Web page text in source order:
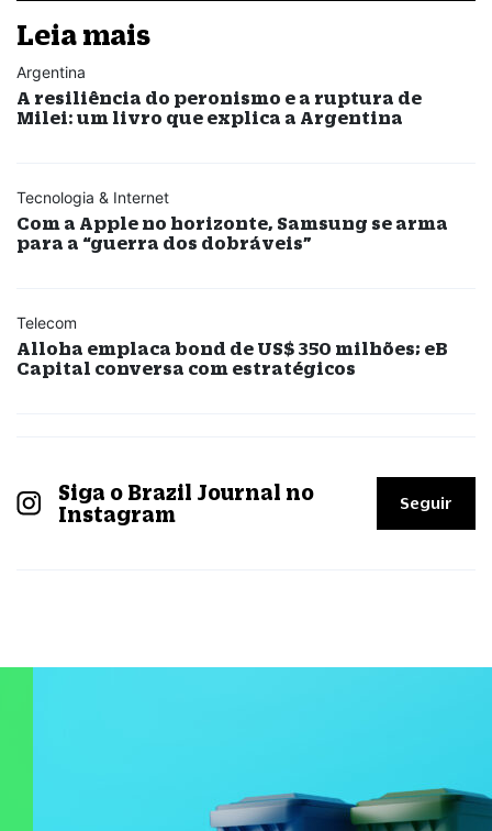
Leia mais
Argentina
A resiliência do peronismo e a ruptura de
Milei: um livro que explica a Argentina
Tecnologia & Internet
Com a Apple no horizonte, Samsung se arma
para a “guerra dos dobráveis”
Telecom
Alloha emplaca bond de US$ 350 milhões; eB
Capital conversa com estratégicos
Siga o Brazil Journal no
Instagram
Seguir